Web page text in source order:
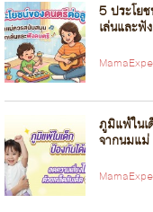
5 ประโย
เล่นและฟั
ภูมิแพ้ในเ
จากนมแม่